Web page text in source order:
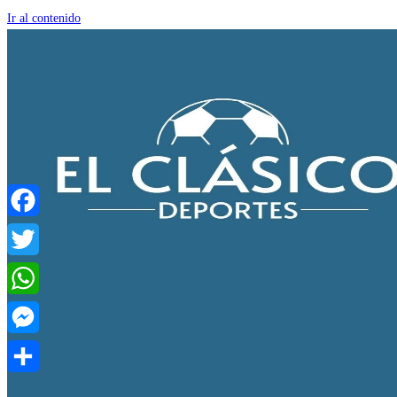
Ir al contenido
Facebook
Twitter
WhatsApp
Messenger